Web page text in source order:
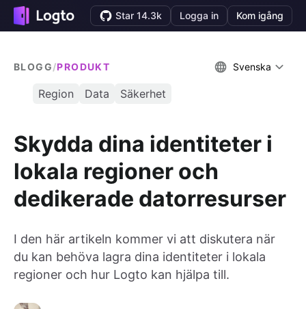
Star 14.3k Logga in Kom igång
BLOGG/PRODUKT Svenska
Region Data Säkerhet
Skydda dina identiteter i
lokala regioner och
dedikerade datorresurser
I den här artikeln kommer vi att diskutera när
du kan behöva lagra dina identiteter i lokala
regioner och hur Logto kan hjälpa till.